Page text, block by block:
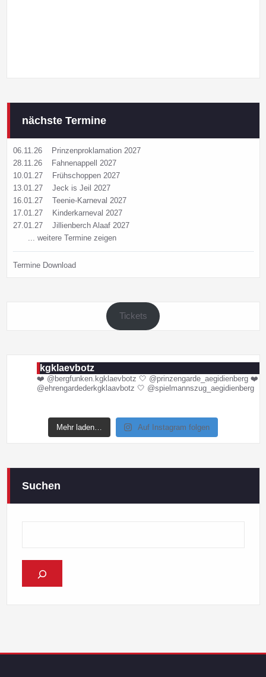
nächste Termine
06.11.26
Prinzenproklamation 2027
28.11.26
Fahnenappell 2027
10.01.27
Frühschoppen 2027
13.01.27 Jeck is Jeil 2027
16.01.27 Teenie-Karneval 2027
17.01.27
Kinderkarneval 2027
27.01.27 Jillienberch Alaaf 2027
... weitere Termine zeigen
Termine Download
Tickets
kgklaevbotz
❤️ @bergfunken.kgklaevbotz 🤍 @prinzengarde_aegidienberg ❤️
@ehrengardederkgklaavbotz 🤍 @spielmannszug_aegidienberg
Mehr laden… Auf Instagram folgen
Suchen